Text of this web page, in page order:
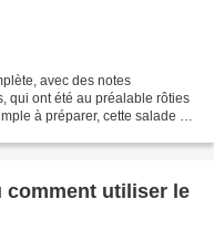
avec des notes
qui ont été au préalable rôties
à préparer, cette salade ne